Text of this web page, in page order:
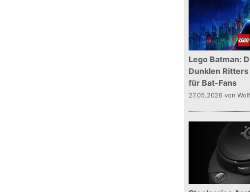
Lego Batman:
Dunklen
für Bat-Fans
27.05.2026 von